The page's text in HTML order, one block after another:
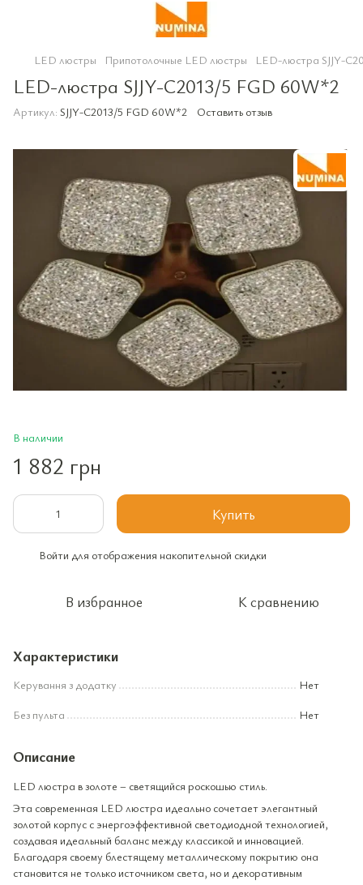
LED люстры Припотолочные LED люстры LED-люстра SJJY-
LED-люстра SJJY-C2013/5 FGD 60W*2
Артикул: SJJY-C2013/5 FGD 60W*2 Оставить отзыв
В наличии
1 882 грн
Купить
Войти для отображения накопительной скидки
В избранное К сравнению
Характеристики
Керування з додатку
Нет
Без пульта
Нет
Описание
LED люстра в золоте – светящийся роскошью стиль.
Эта современная LED люстра идеально сочетает элегантный
золотой корпус с энергоэффективной светодиодной технологией,
создавая идеальный баланс между классикой и инновацией.
Благодаря своему блестящему металлическому покрытию она
становится не только источником света, но и декоративным